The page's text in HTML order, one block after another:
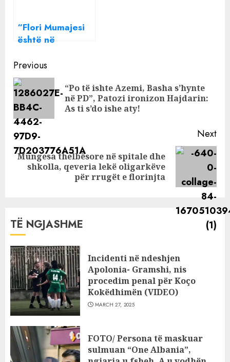
“Flori Mumajesi
është në
askush nuk po i
rri më afër”
Continue
Reading
Previous
“Po të ishte Azemi, Basha s’hynte
në PD”, Patozi ironizon Hajdarin:
As ti s’do ishe aty!
Next
Next
Mungesa thelbësore në spitale dhe
shkolla, qeveria lekë oligarkëve
për rrugët e florinjta
TË NGJASHME
Incidenti në ndeshjen
Apolonia- Gramshi, nis
procedim penal për Koço
Kokëdhimën (VIDEO)
MARCH 27, 2025
FOTO/ Persona të maskuar
sulmuan “One Albania”,